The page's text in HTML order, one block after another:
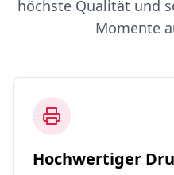
höchste Qualität und
Momente
Hochwertiger